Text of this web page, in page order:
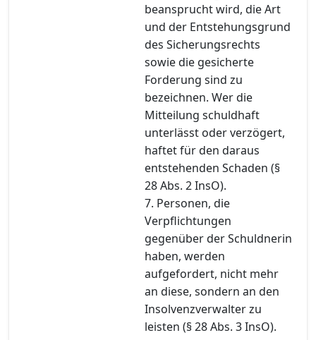
beansprucht wird, die Art
und der Entstehungsgrund
des Sicherungsrechts
sowie die gesicherte
Forderung sind zu
bezeichnen. Wer die
Mitteilung schuldhaft
unterlässt oder verzögert,
haftet für den daraus
entstehenden Schaden (§
28 Abs. 2 InsO).
7. Personen, die
Verpflichtungen
gegenüber der Schuldnerin
haben, werden
aufgefordert, nicht mehr
an diese, sondern an den
Insolvenzverwalter zu
leisten (§ 28 Abs. 3 InsO).